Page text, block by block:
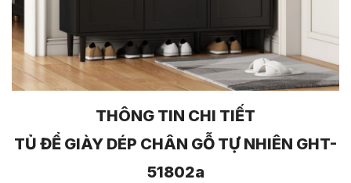
THÔNG TIN CHI TIẾT
TỦ ĐỂ GIÀY DÉP CHÂN GỖ TỰ NHIÊN GHT-
51802a